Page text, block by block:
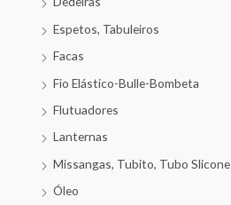
Espetos, Tabuleiros
Facas
Fio Elástico-Bulle-Bombeta
Flutuadores
Lanternas
Missangas, Tubito, Tubo Slicone
Óleo